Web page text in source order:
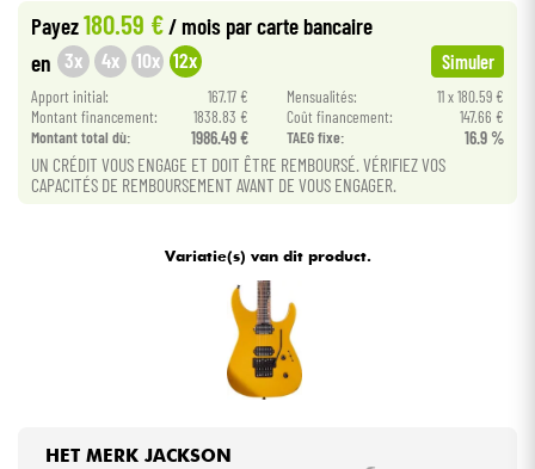
Sets
Bekijk onze merken
Payez180.59 € / mois par carte bancaire
en 3x 4x 10x 12x Simuler
Apport initial: 167.17 € Mensualités:
11 x 180.59 €
Montant financement:
1838.83 € Coût financement:
147.66 €
Montant total dù:
1986.49 € TAEG fixe: 16.9 %
UN CRÉDIT VOUS ENGAGE ET DOIT ÊTRE REMBOURSÉ. VÉRIFIEZ VOS
CAPACITÉS DE REMBOURSEMENT AVANT DE VOUS ENGAGER.
Variatie(s) van dit product.
HET MERK JACKSON